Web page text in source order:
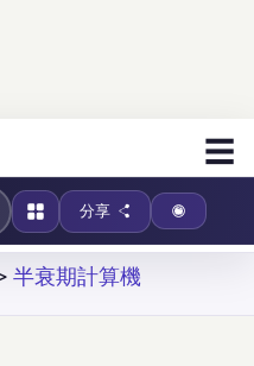
☰
分享
半衰期計算機